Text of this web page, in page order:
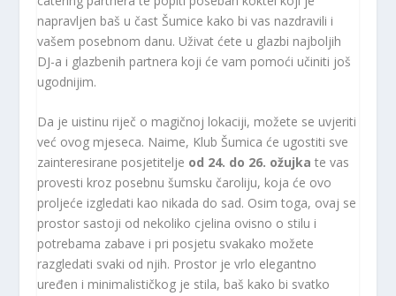
napravljen baš u čast Šumice kako bi vas nazdravili i
vašem posebnom danu. Uživat ćete u glazbi najboljih
DJ-a i glazbenih partnera koji će vam pomoći učiniti još
ugodnijim.
Da je uistinu riječ o magičnoj lokaciji, možete se uvjeriti
već ovog mjeseca. Naime, Klub Šumica će ugostiti sve
zainteresirane posjetitelje od 24. do 26. ožujka te vas
provesti kroz posebnu šumsku čaroliju, koja će ovo
proljeće izgledati kao nikada do sad. Osim toga, ovaj se
prostor sastoji od nekoliko cjelina ovisno o stilu i
potrebama zabave i pri posjetu svakako možete
razgledati svaki od njih. Prostor je vrlo elegantno
uređen i minimalističkog je stila, baš kako bi svatko